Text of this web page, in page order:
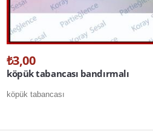
₺3,00
köpük tabancası bandırmalı
köpük tabancası